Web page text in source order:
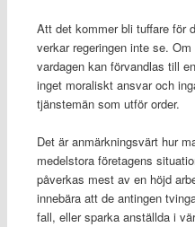
Att det kommer bli tuffare för
verkar regeringen inte se.
vardagen kan förvandlas till
inget moraliskt ansvar och
tjänstemän som utför order.
Det är anmärkningsvärt hur
medelstora företagens
påverkas mest av en höjd
innebära att de antingen
fall, eller sparka anställda i